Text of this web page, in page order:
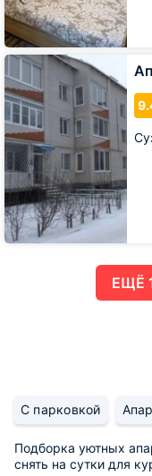
Апартаменты
Скворечник
С парковкой
Подборка уютных
снять на сутки для